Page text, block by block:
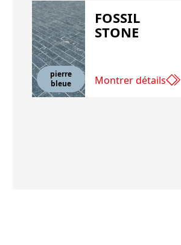
pierre
bleue
FOSSIL
STONE
Montrer détails